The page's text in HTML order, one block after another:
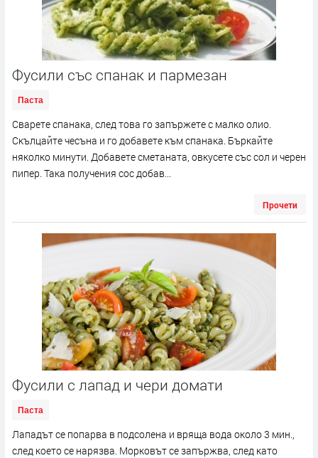
Фусили със спанак и пармезан
Паста
Сварете спанака, след това го запържете с малко олио.
Скълцайте чесъна и го добавете към спанака. Бъркайте
няколко минути. Добавете сметаната, овкусете със сол и черен
пипер. Така получения сос добав...
Прочети
Фусили с лапад и чери домати
Паста
Лападът се попарва в подсолена и вряща вода около 3 мин.,
след което се нарязва. Морковът се запържва, след като